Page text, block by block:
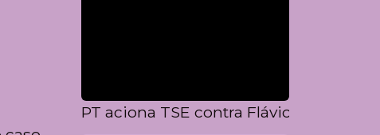
PT aciona TSE contra Flávio